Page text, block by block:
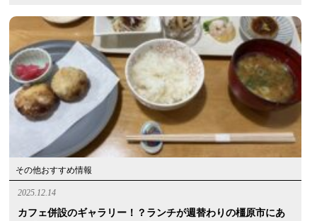
その他おすすめ情報
2025.12.14
カフェ併設のギャラリー！？ランチが週替わりの橿原市にあ